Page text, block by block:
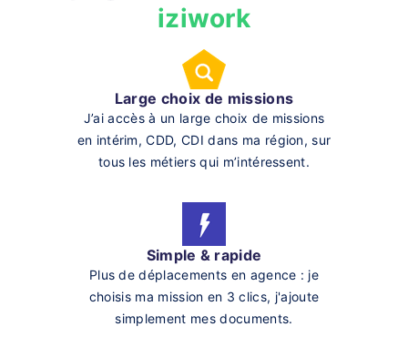
iziwork
Large choix de missions
J’ai accès à un large choix de missions
en intérim, CDD, CDI dans ma région, sur
tous les métiers qui m’intéressent.
Simple & rapide
Plus de déplacements en agence : je
choisis ma mission en 3 clics, j'ajoute
simplement mes documents.